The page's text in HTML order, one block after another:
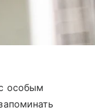
особым